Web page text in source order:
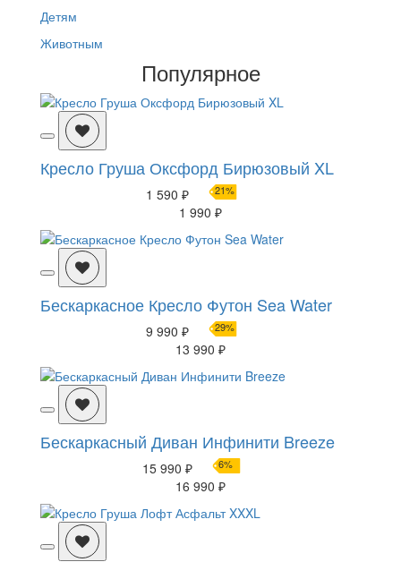
Детям
Животным
Популярное
Кресло Груша Оксфорд Бирюзовый XL
1 590 ₽ 21%
1 990 ₽
Бескаркасное Кресло Футон Sea Water
9 990 ₽ 29%
13 990 ₽
Бескаркасный Диван Инфинити Breeze
15 990 ₽ 6%
16 990 ₽